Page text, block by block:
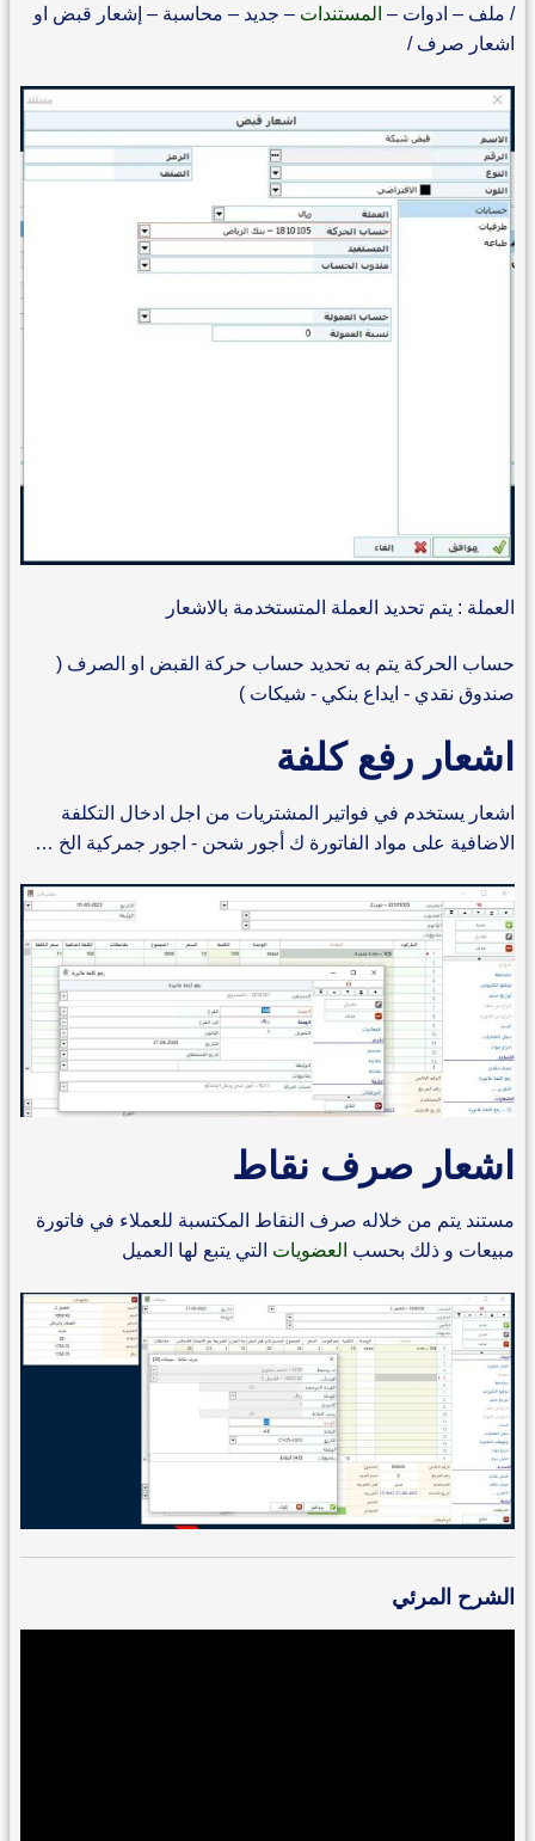
/ ملف – ادوات – المستندات – جديد – محاسبة – إشعار قبض او
اشعار صرف /
العملة : يتم تحديد العملة المتستخدمة بالاشعار
حساب الحركة يتم به تحديد حساب حركة القبض او الصرف (
صندوق نقدي - ايداع بنكي - شيكات )
اشعار رفع كلفة
اشعار يستخدم في فواتير المشتريات من اجل ادخال التكلفة
الاضافية على مواد الفاتورة ك أجور شحن - اجور جمركية الخ …
اشعار صرف نقاط
مستند يتم من خلاله صرف النقاط المكتسبة للعملاء في فاتورة
مبيعات و ذلك بحسب العضويات التي يتبع لها العميل
الشرح المرئي